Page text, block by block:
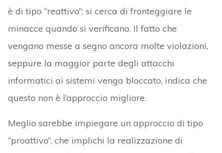
è di tipo “reattivo”: si cerca di fronteggiare le
minacce quando si verificano. Il fatto che
vengano messe a segno ancora molte violazioni,
seppure la maggior parte degli attacchi
informatici ai sistemi venga bloccato, indica che
questo non è l’approccio migliore.
Meglio sarebbe impiegare un approccio di tipo
“proattivo”, che implichi la realizzazione di